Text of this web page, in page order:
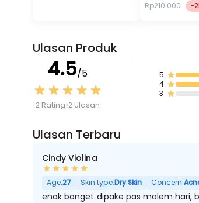
Rp210.000 -
Ulasan Produk
4.5/5
2 Rating 2 Ulasan
5
4
3
Ulasan Terbaru
Cindy Violina
Age:27 Skin type:Dry Skin Concern:
enak banget dipake pas malem hari,